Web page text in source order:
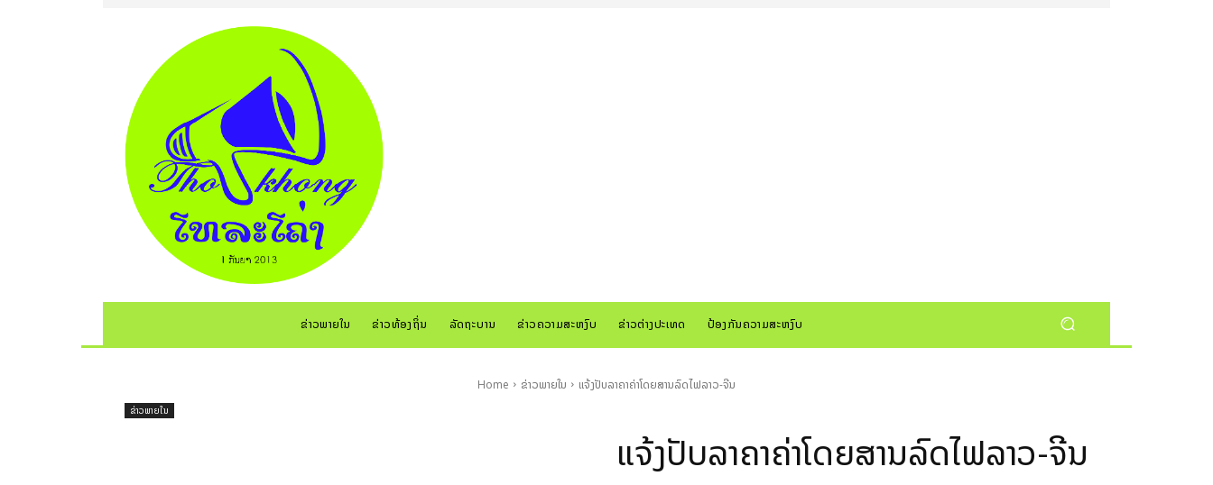
ຂ່າວພາຍໃນ ຂ່າວທ້ອງຖິ່ນ ລັດຖະບານ ຂ່າວຄວາມສະຫງົບ ຂ່າວຕ່າງປະເທດ ປ້ອງກັນຄວາມສະຫງົບ
Home ຂ່າວພາຍໃນ ແຈ້ງປັບລາຄາຄ່າໂດຍສານລົດໄຟລາວ-ຈີນ
ຂ່າວພາຍໃນ
ແຈ້ງປັບລາຄາຄ່າໂດຍສານລົດໄຟລາວ-ຈີນ